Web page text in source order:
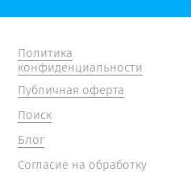
Политика
конфиденциальности
Публичная оферта
Поиск
Блог
Согласие на обработку